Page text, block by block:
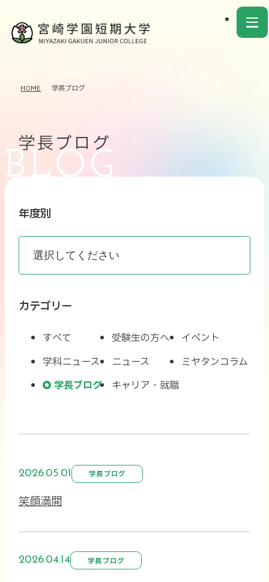
HOME 学長ブログ
学長ブログ
年度別
カテゴリー
すべて 受験生の方へ
イベント
学科ニュース
ニュース
ミヤタンコラム
学長ブログ
キャリア・就職
2026.05.01 学長ブログ
笑顔満開
2026.04.14 学長ブログ